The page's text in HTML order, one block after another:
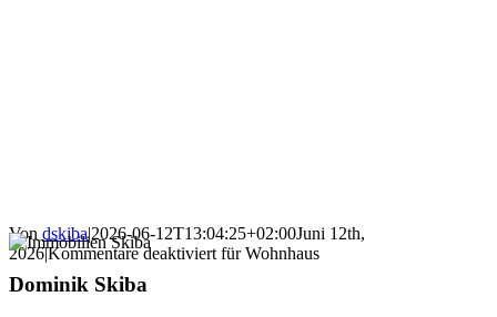
Von dskiba|2026-06-12T13:04:25+02:00Juni 12th,
2026|Kommentare deaktiviert für Wohnhaus
Dominik Skiba